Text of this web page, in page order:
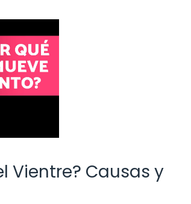
Vientre? Causas y